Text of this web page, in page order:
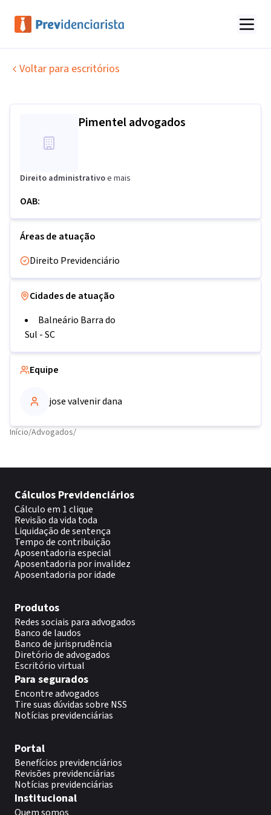
Voltar para escritórios
Pimentel advogados
Direito administrativoe mais
OAB:
Áreas de atuação
Direito Previdenciário
Cidades de atuação
Balneário Barra do
Sul -SC
Equipe
jose valvenir dana
Início/Advogados/
Cálculos Previdenciários
Cálculo em 1 clique
Revisão da vida toda
Liquidação de sentença
Tempo de contribuição
Aposentadoria especial
Aposentadoria por invalidez
Aposentadoria por idade
Produtos
Redes sociais para advogados
Banco de laudos
Banco de jurisprudência
Diretório de advogados
Escritório virtual
Para segurados
Encontre advogados
Tire suas dúvidas sobre NSS
Notícias previdenciárias
Portal
Benefícios previdenciários
Revisões previdenciárias
Notícias previdenciárias
Institucional